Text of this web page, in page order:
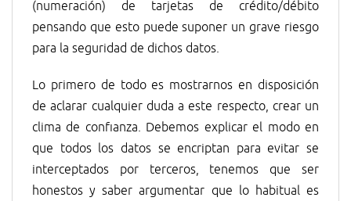
(numeración) de tarjetas de crédito/débito
pensando que esto puede suponer un grave riesgo
para la seguridad de dichos datos.
Lo primero de todo es mostrarnos en disposición
de aclarar cualquier duda a este respecto, crear un
clima de confianza. Debemos explicar el modo en
que todos los datos se encriptan para evitar se
interceptados por terceros, tenemos que ser
honestos y saber argumentar que lo habitual es